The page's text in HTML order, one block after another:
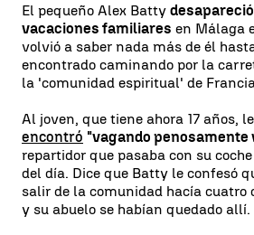
El pequeño Alex Batty
vacaciones familiares en Málaga
volvió a saber nada más de él
encontrado caminando por la
la 'comunidad espiritual' de
Al joven, que tiene ahora 17 años, le
encontró "vagando penosamente
repartidor que pasaba con su
del día. Dice que Batty le confesó
salir de la comunidad hacía cuatro
y su abuelo se habían quedado allí.